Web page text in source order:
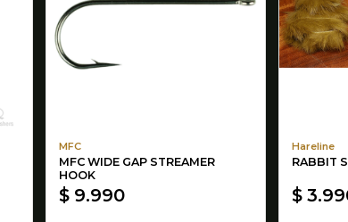
MFC
MFC WIDE GAP STREAMER
HOOK
$ 9.990
Hareline
RABBIT
$